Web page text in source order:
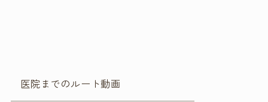
医院までのルート動画